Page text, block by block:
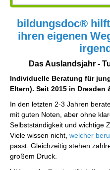
bildungsdoc®
ihren eigenen
Das Auslandsjahr -
Individuelle Beratung für
Eltern). Seit 2015 in Dresden
In den letzten 2-3 Jahren
mit guten Noten, aber ohne
Selbstständigkeit und wichtige
Viele wissen nicht, welcher
passt. Gleichzeitig stehen
großem Druck.